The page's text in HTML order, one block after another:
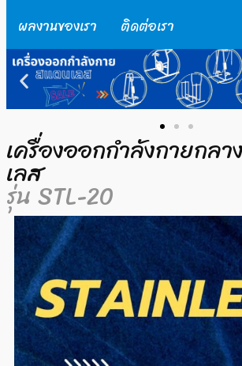
ผลงานของเรา ติดต่อเรา
เครื่องออกกำลังกายกล
เลส
รุ่น STL-20